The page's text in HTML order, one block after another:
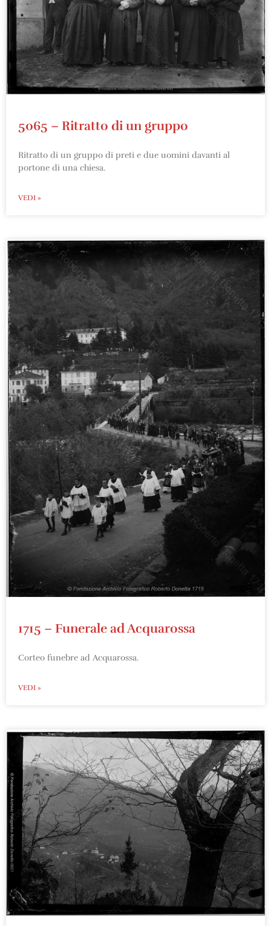
5065 – Ritratto di un gruppo
Ritratto di un gruppo di preti e due uomini davanti al
portone di una chiesa.
VEDI »
1715 – Funerale ad Acquarossa
Corteo funebre ad Acquarossa.
VEDI »